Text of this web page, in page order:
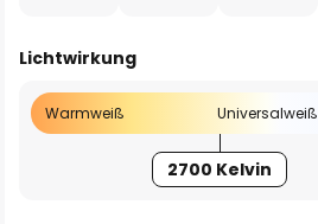
Lichtwirkung
Warmweiß Universalweiß
2700 Kelvin